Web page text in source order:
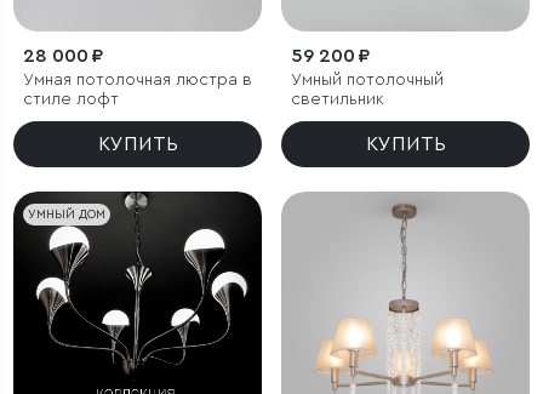
28 000 ₽
Умная потолочная люстра в
стиле лофт
КУПИТЬ
59 200 ₽
Умный потолочный
светильник
КУПИТЬ
УМНЫЙ ДОМ